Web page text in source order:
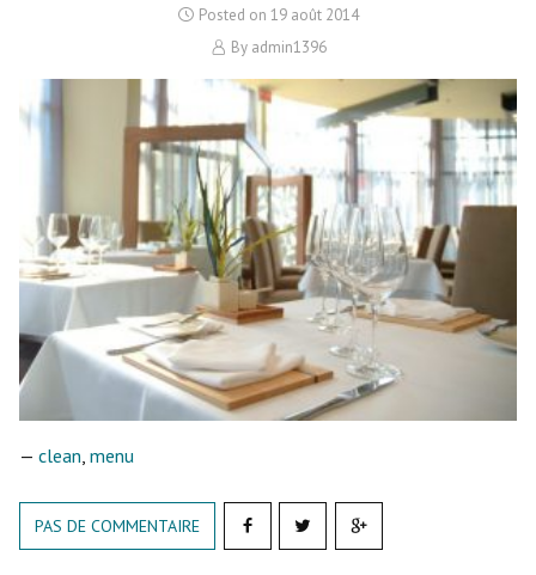
Posted on 19 août 2014
By admin1396
— clean menu
PAS DE COMMENTAIRE